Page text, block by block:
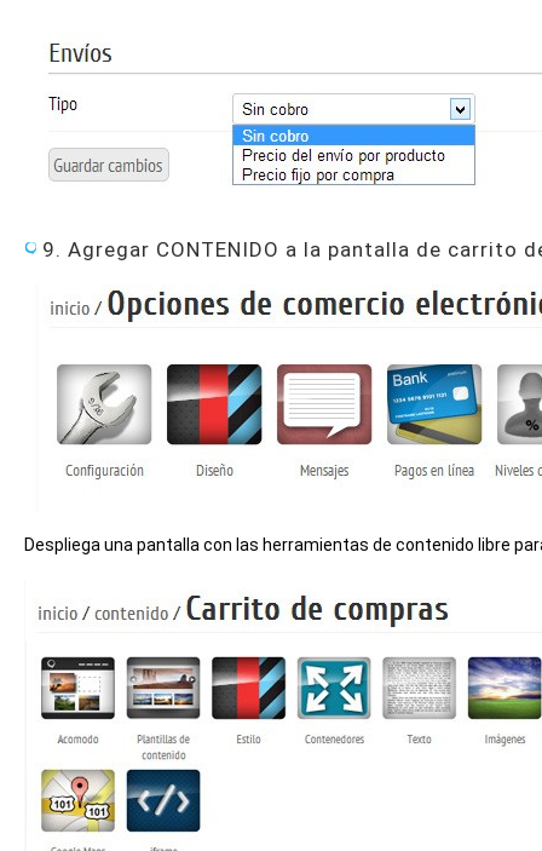
9. Agregar CONTENIDO a la pantalla de carrito
Despliega una pantalla con las herramientas de contenido libre